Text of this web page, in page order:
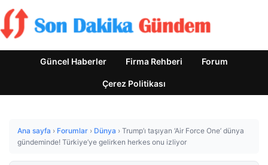
Güncel Haberler Firma Rehberi Forum
Çerez Politikası
Ana sayfa › Forumlar › Dünya › Trump’ı taşıyan ‘Air Force One’ dünya
gündeminde! Türkiye’ye gelirken herkes onu izliyor